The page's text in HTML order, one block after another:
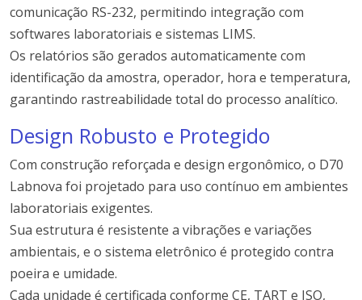
comunicação RS-232, permitindo integração com
softwares laboratoriais e sistemas LIMS.
Os relatórios são gerados automaticamente com
identificação da amostra, operador, hora e temperatura,
garantindo rastreabilidade total do processo analítico.
Design Robusto e Protegido
Com construção reforçada e design ergonômico, o D70
Labnova foi projetado para uso contínuo em ambientes
laboratoriais exigentes.
Sua estrutura é resistente a vibrações e variações
ambientais, e o sistema eletrônico é protegido contra
poeira e umidade.
Cada unidade é certificada conforme CE, TART e ISO,